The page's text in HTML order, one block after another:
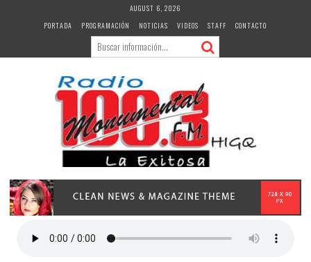
AUGUST 6, 2026
PORTADA
PROGRAMACIÓN NOTICIAS VIDEOS STAFF CONTACTO